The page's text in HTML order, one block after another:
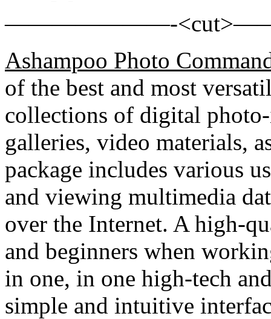
———————-
Ashampoo Photo
of the best and most
collections of digital
galleries, video materials,
package includes various
and viewing multimedia
over the Internet. A high-
and beginners when
in one, in one high-tech
simple and intuitive